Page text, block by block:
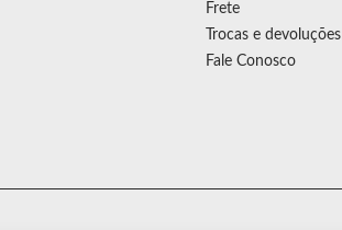
Frete
Trocas e devoluções
Fale Conosco